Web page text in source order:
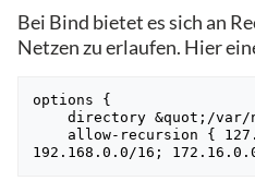
Bei Bind bietet es sich an
Netzen zu erlaufen. Hier
options {
192.168.0.0/16;